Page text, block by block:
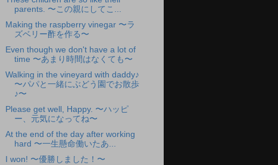
parents. 〜この親にしてこ...
Making the raspberry vinegar 〜ラ
ズベリー酢を作る〜
Even though we don't have a lot of
time 〜あまり時間はなくても〜
Walking in the vineyard with daddy♪
〜パパと一緒にぶどう園でお散歩
♪〜
Please get well, Happy. 〜ハッピ
ー、元気になってね〜
At the end of the day after working
hard 〜一生懸命働いたあ...
I won! 〜優勝しました！〜